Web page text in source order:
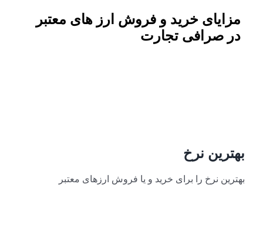
مزایای خرید و فروش ارز های معتبر
در صرافی تجارت
بهترین نرخ
بهترین نرخ را برای خرید و یا فروش ارزهای معتبر